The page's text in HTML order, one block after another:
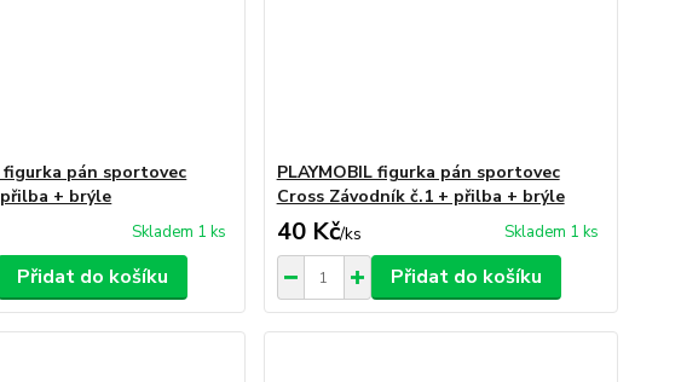
figurka pán sportovec
+ brýle
Skladem 1 ks
Přidat do košíku
PLAYMOBIL figurka pán sportovec
Cross Závodník č.1 + přilba + brýle
40 Kč/ks Skladem 1 ks
Přidat do košíku